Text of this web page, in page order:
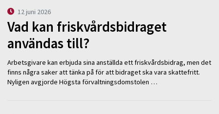
12 juni 2026
Vad kan friskvårdsbidraget
användas till?
Arbetsgivare kan erbjuda sina anställda ett friskvårdsbidrag, men det
finns några saker att tänka på för att bidraget ska vara skattefritt.
Nyligen avgjorde Högsta förvaltningsdomstolen …